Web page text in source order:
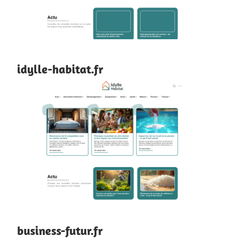
idylle-habitat.fr
business-futur.fr